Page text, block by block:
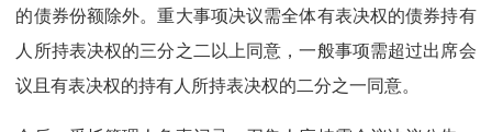
的债券份额除外。重大事项决议需全体有表决权的债券持有
人所持表决权的三分之二以上同意，一般事项需超过出席会
议且有表决权的持有人所持表决权的二分之一同意。